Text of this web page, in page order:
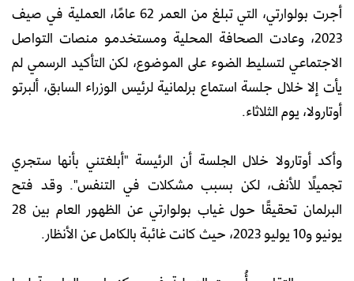
أجرت بولوارتي، التي تبلغ من العمر 62 عامًا، العملية في صيف
2023، وعادت الصحافة المحلية ومستخدمو منصات التواصل
الاجتماعي لتسليط الضوء على الموضوع، لكن التأكيد الرسمي لم
يأت إلا خلال جلسة استماع برلمانية لرئيس الوزراء السابق، ألبرتو
أوتارولا، يوم الثلاثاء.
وأكد أوتارولا خلال الجلسة أن الرئيسة "أبلغتني بأنها ستجري
تجميلًا للأنف، لكن بسبب مشكلات في التنفس". وقد فتح
البرلمان تحقيقًا حول غياب بولوارتي عن الظهور العام بين 28
يونيو و10 يوليو 2023، حيث كانت غائبة بالكامل عن الأنظار.